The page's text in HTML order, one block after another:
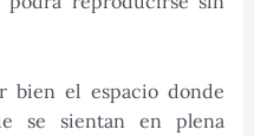
bien el espacio donde
se sientan en plena